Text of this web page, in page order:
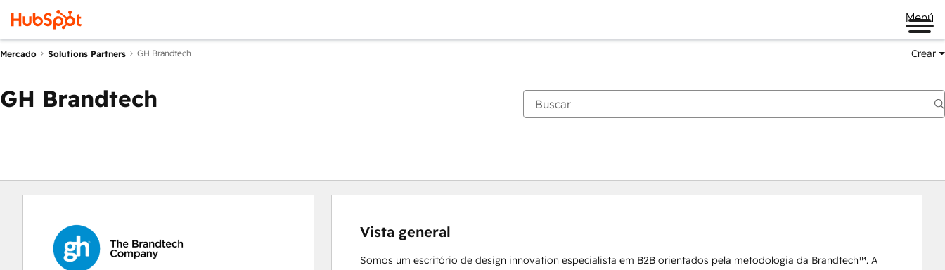
Menú
Mercado Solutions Partners GH Brandtech Crear
GH Brandtech
Vista general
Somos um escritório de design innovation especialista em B2B orientados pela metodologia da Brandtech™. A